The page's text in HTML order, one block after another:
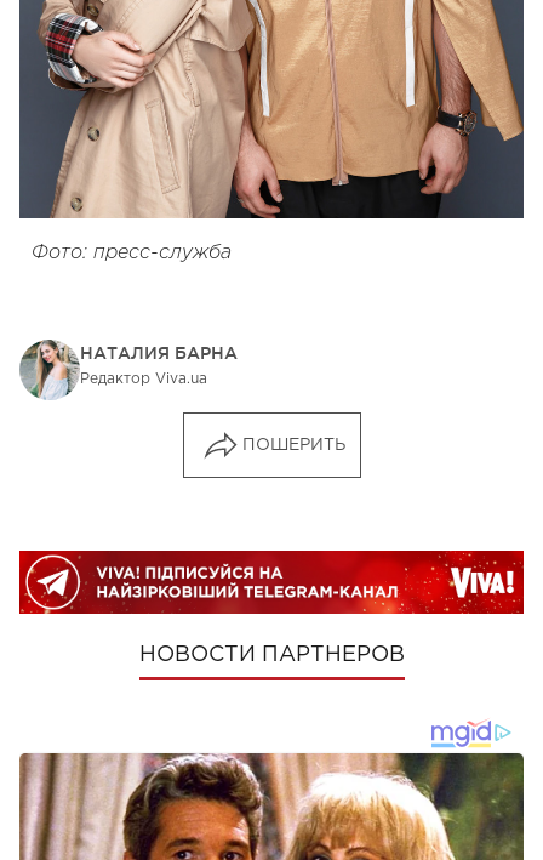
Фото: пресс-служба
НАТАЛИЯ БАРНА
Редактор Viva.ua
ПОШЕРИТЬ
НОВОСТИ ПАРТНЕРОВ